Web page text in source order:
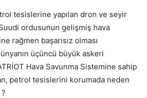
tesislerine yapılan dron ve seyir
ordusunun gelişmiş hava
rağmen başarısız olması
üçüncü büyük askeri
Hava Savunma Sistemine sahip
petrol tesislerini korumada neden